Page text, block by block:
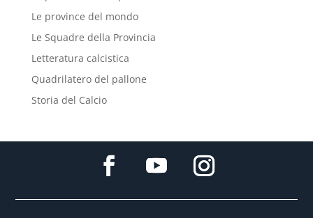
Le province del mondo
Le Squadre della Provincia
Letteratura calcistica
Quadrilatero del pallone
Storia del Calcio